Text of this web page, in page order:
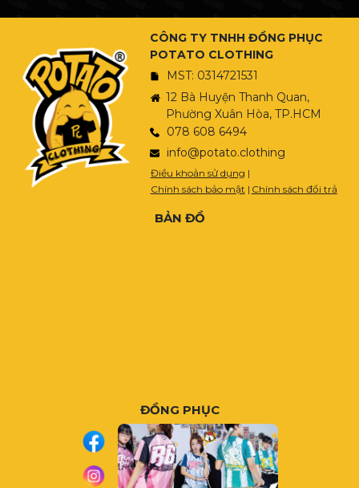
CÔNG TY TNHH ĐỒNG PHỤC
POTATO CLOTHING
MST: 0314721531
12 Bà Huyện Thanh Quan,
Phường Xuân Hòa, TP.HCM
078 608 6494
info@potato.clothing
Điều khoản sử dụng |
Chính sách bảo mật | Chính sách đổi trả
BẢN ĐỒ
ĐỒNG PHỤC